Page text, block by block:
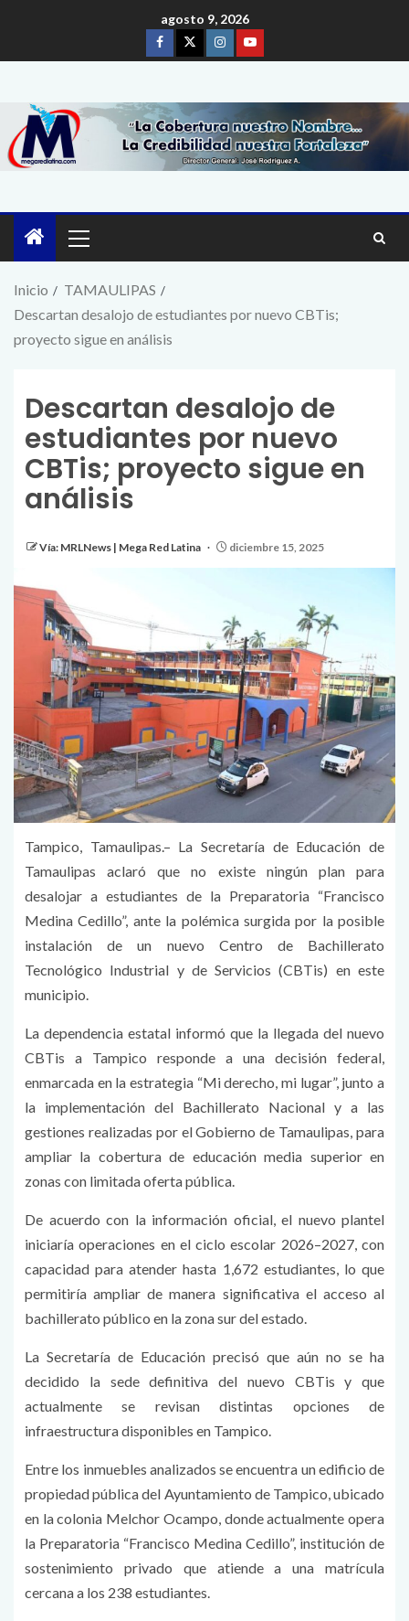
agosto 9, 2026
Inicio
TAMAULIPAS
Descartan desalojo de estudiantes por nuevo CBTis;
proyecto sigue en análisis
Descartan desalojo de
estudiantes por nuevo
CBTis; proyecto sigue en
análisis
Vía: MRLNews | Mega Red Latina diciembre 15, 2025
Tampico, Tamaulipas.– La Secretaría de Educación de
Tamaulipas aclaró que no existe ningún plan para
desalojar a estudiantes de la Preparatoria “Francisco
Medina Cedillo”, ante la polémica surgida por la posible
instalación de un nuevo Centro de Bachillerato
Tecnológico Industrial y de Servicios (CBTis) en este
municipio.
La dependencia estatal informó que la llegada del nuevo
CBTis a Tampico responde a una decisión federal,
enmarcada en la estrategia “Mi derecho, mi lugar”, junto a
la implementación del Bachillerato Nacional y a las
gestiones realizadas por el Gobierno de Tamaulipas, para
ampliar la cobertura de educación media superior en
zonas con limitada oferta pública.
De acuerdo con la información oficial, el nuevo plantel
iniciaría operaciones en el ciclo escolar 2026–2027, con
capacidad para atender hasta 1,672 estudiantes, lo que
permitiría ampliar de manera significativa el acceso al
bachillerato público en la zona sur del estado.
La Secretaría de Educación precisó que aún no se ha
decidido la sede definitiva del nuevo CBTis y que
actualmente se revisan distintas opciones de
infraestructura disponibles en Tampico.
Entre los inmuebles analizados se encuentra un edificio de
propiedad pública del Ayuntamiento de Tampico, ubicado
en la colonia Melchor Ocampo, donde actualmente opera
la Preparatoria “Francisco Medina Cedillo”, institución de
sostenimiento privado que atiende a una matrícula
cercana a los 238 estudiantes.